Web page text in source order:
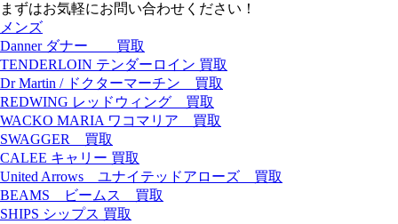
まずはお気軽にお問い合わせください！
メンズ
Danner ダナー 買取
TENDERLOIN テンダーロイン 買取
Dr Martin / ドクターマーチン 買取
REDWING レッドウィング 買取
WACKO MARIA ワコマリア 買取
SWAGGER 買取
CALEE キャリー 買取
United Arrows ユナイテッドアローズ 買取
BEAMS ビームス 買取
SHIPS シップス 買取